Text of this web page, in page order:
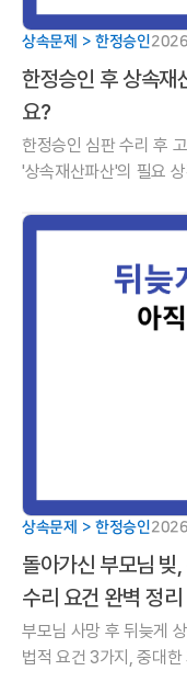
상속문제 > 한정승인
한정승인 후 상속재
요?
한정승인 심판 수리 후
'상속재산파산'의 필요
상속문제 > 한정승인
돌아가신 부모님 빚
수리 요건 완벽 정리
부모님 사망 후 뒤늦게
법적 요건 3가지, 중대